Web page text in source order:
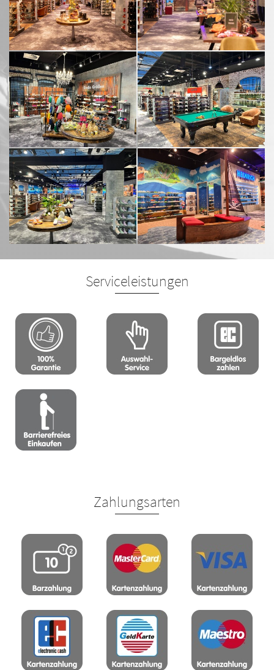
Serviceleistungen
Zahlungsarten